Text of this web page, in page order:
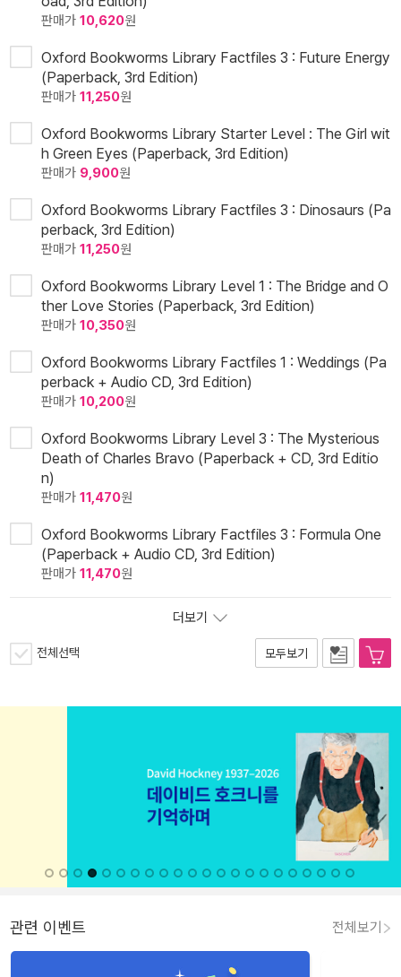
판매가 10,620원
Oxford Bookworms Library Factfiles 3 : Future Energy
(Paperback, 3rd Edition)
판매가 11,250원
Oxford Bookworms Library Starter Level : The Girl wit
h Green Eyes (Paperback, 3rd Edition)
판매가 9,900원
Oxford Bookworms Library Factfiles 3 : Dinosaurs (Pa
perback, 3rd Edition)
판매가 11,250원
Oxford Bookworms Library Level 1 : The Bridge and O
ther Love Stories (Paperback, 3rd Edition)
판매가 10,350원
Oxford Bookworms Library Factfiles 1 : Weddings (Pa
perback + Audio CD, 3rd Edition)
판매가 10,200원
Oxford Bookworms Library Level 3 : The Mysterious
Death of Charles Bravo (Paperback + CD, 3rd Editio
n)
판매가 11,470원
Oxford Bookworms Library Factfiles 3 : Formula One
(Paperback + Audio CD, 3rd Edition)
판매가 11,470원
더보기
전체선택 모두보기
관련 이벤트 전체보기